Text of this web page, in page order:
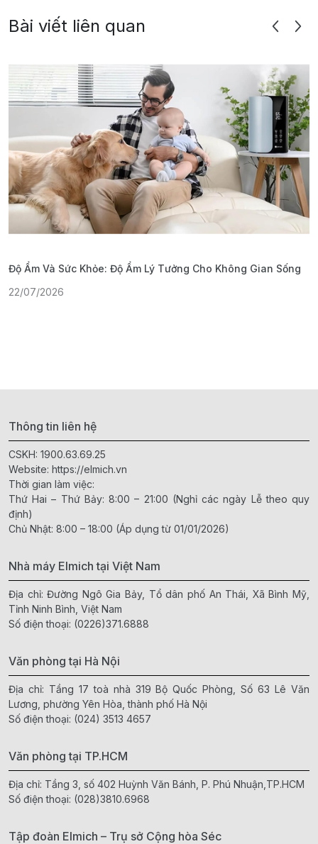
Bài viết liên quan
Độ Ẩm Và Sức Khỏe: Độ Ẩm Lý Tưởng Cho Không Gian Sống
22/07/2026
Thông tin liên hệ
CSKH: 1900.63.69.25
Website: https://elmich.vn
Thời gian làm việc:
Thứ Hai – Thứ Bảy: 8:00 – 21:00 (Nghỉ các ngày Lễ theo quy
định)
Chủ Nhật: 8:00 – 18:00 (Áp dụng từ 01/01/2026)
Nhà máy Elmich tại Việt Nam
Địa chỉ: Đường Ngô Gia Bảy, Tổ dân phố An Thái, Xã Bình Mỹ,
Tỉnh Ninh Bình, Việt Nam
Số điện thoại: (0226)371.6888
Văn phòng tại Hà Nội
Địa chỉ: Tầng 17 toà nhà 319 Bộ Quốc Phòng, Số 63 Lê Văn
Lương, phường Yên Hòa, thành phố Hà Nội
Số điện thoại: (024) 3513 4657
Văn phòng tại TP.HCM
Địa chỉ: Tầng 3, số 402 Huỳnh Văn Bánh, P. Phú Nhuận,TP.HCM
Số điện thoại: (028)3810.6968
Tập đoàn Elmich – Trụ sở Cộng hòa Séc